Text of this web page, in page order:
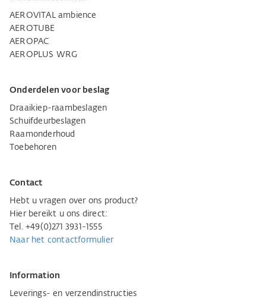
AEROVITAL ambience
AEROTUBE
AEROPAC
AEROPLUS WRG
Onderdelen voor beslag
Draaikiep-raambeslagen
Schuifdeurbeslagen
Raamonderhoud
Toebehoren
Contact
Hebt u vragen over ons product?
Hier bereikt u ons direct:
Tel. +49(0)271 3931-1555
Naar het contactformulier
Information
Leverings- en verzendinstructies